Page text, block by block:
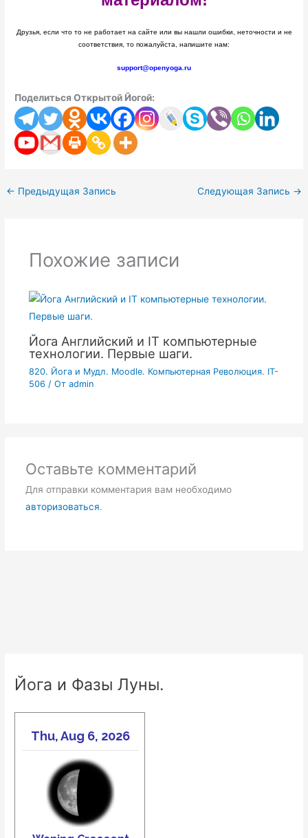
Друзья, если что то не работает на сайте или вы нашли ошибки, неточности и не
соответствия, то пожалуйста, напишите нам:
support@openyoga.ru
Поделиться Открытой Йогой:
← Предыдущая Запись Следующая Запись →
Похожие записи
Йога Английский и IT компьютерные
технологии. Первые шаги.
820. Йога и Мудл. Moodle. Компьютерная Революция. IT-
506 / От admin
Оставьте комментарий
Для отправки комментария вам необходимо
авторизоваться.
Йога и Фазы Луны.